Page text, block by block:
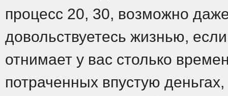
процесс 20, 30, возможно
довольствуетесь жизнью,
отнимает у вас столько
потраченных впустую